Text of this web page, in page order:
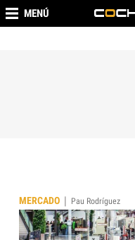
MENÚ
MERCADO | Pau Rodríguez